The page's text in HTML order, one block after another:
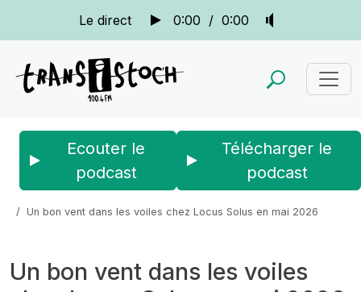
Le direct 0:00 / 0:00
Ecouter le
podcast
Télécharger le
podcast
Un bon vent dans les voiles chez Locus Solus en mai 2026
Un bon vent dans les voiles